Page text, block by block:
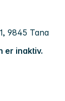
9845 Tana
er inaktiv.